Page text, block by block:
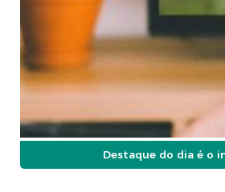
Destaque do dia é o